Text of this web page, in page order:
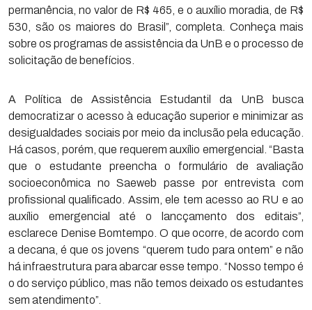
permanência, no valor de R$ 465, e o auxílio moradia, de R$
530, são os maiores do Brasil”, completa. Conheça mais
sobre os programas de assistência da UnB e o processo de
solicitação de benefícios.
A Política de Assistência Estudantil da UnB busca
democratizar o acesso à educação superior e minimizar as
desigualdades sociais por meio da inclusão pela educação.
Há casos, porém, que requerem auxílio emergencial. “Basta
que o estudante preencha o formulário de avaliação
socioeconômica no Saeweb passe por entrevista com
profissional qualificado. Assim, ele tem acesso ao RU e ao
auxílio emergencial até o lancçamento dos editais”,
esclarece Denise Bomtempo. O que ocorre, de acordo com
a decana, é que os jovens “querem tudo para ontem” e não
há infraestrutura para abarcar esse tempo. “Nosso tempo é
o do serviço público, mas não temos deixado os estudantes
sem atendimento”.